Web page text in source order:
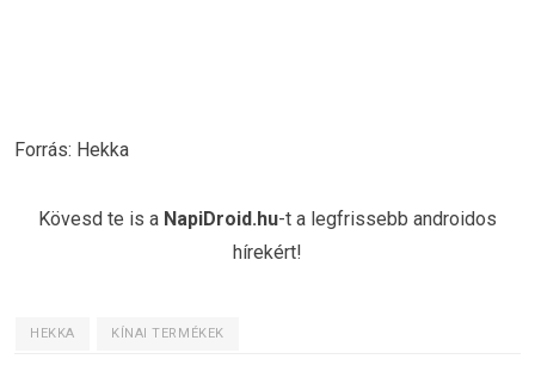
Forrás: Hekka
Kövesd te is a NapiDroid.hu-t a legfrissebb androidos
hírekért!
HEKKA KÍNAI TERMÉKEK